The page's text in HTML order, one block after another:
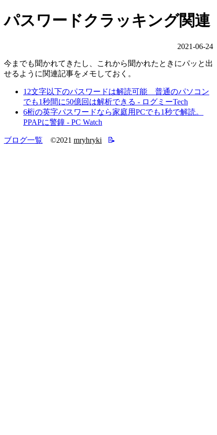
パスワードクラッキング関連
2021-06-24
今までも聞かれてきたし、これから聞かれたときにパッと出
せるように関連記事をメモしておく。
12文字以下のパスワードは解読可能 普通のパソコン
でも1秒間に50億回は解析できる - ログミーTech
6桁の英字パスワードなら家庭用PCでも1秒で解読。
PPAPに警鐘 - PC Watch
ブログ一覧 ©2021 mryhryki 📝